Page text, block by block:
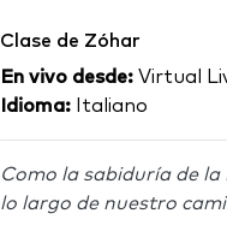
Clase de Zóhar
En vivo desde: Virtual
Idioma: Italiano
Como la sabiduría de
lo largo de nuestro